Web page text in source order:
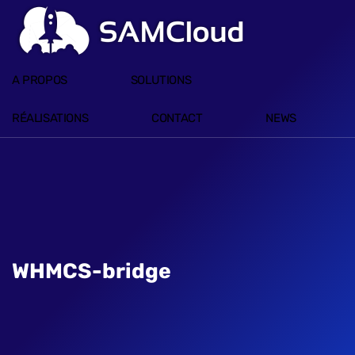
A PROPOS SOLUTIONS
RÉALISATIONS CONTACT NEWS
WHMCS-bridge